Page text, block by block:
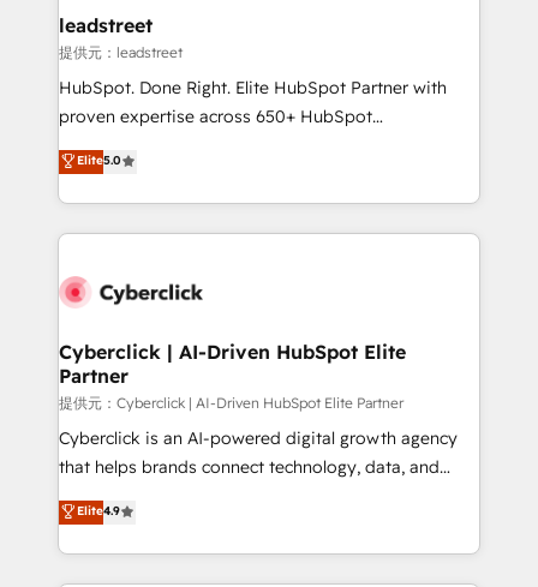
and technology for predictable, scalable revenue
growth. Our expertise spans RevOps, CRM and data
architecture, AI enablement, and strategic marketing,
delivered through our proprietary FLAIR framework
Partner and ISO 27001:2022 certified consultancy,
we blend strategy, creativity, and technology to help
leadstreet
提供元：leadstreet
HubSpot. Done Right. Elite HubSpot Partner with
proven expertise across 650+ HubSpot
implementations. With 12+ years of HubSpot
experience, we help you use the HubSpot platform
to its fullest capacity, improve your current HubSpot
website, or build your new one.
Elite5.0
Cyberclick | AI-Driven HubSpot Elite
Partner
提供元：Cyberclick | AI-Driven HubSpot Elite Partner
Cyberclick is an AI-powered digital growth agency
that helps brands connect technology, data, and
creativity to achieve measurable results. Founded in
Barcelona and operating across Spain, LATAM, and
the UK, we support global companies in building
smarter marketing, sales, and customer success
Elite4.9